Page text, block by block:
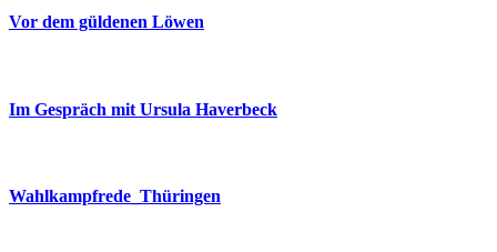
Vor dem güldenen Löwen
Im Gespräch mit Ursula Haverbeck
Wahlkampfrede_Thüringen